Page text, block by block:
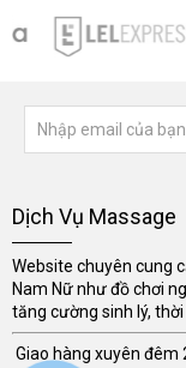
Dịch Vụ Massage
Website chuyên cung
Nam Nữ như đồ chơi
tăng cường sinh lý,
Giao hàng xuyên đêm